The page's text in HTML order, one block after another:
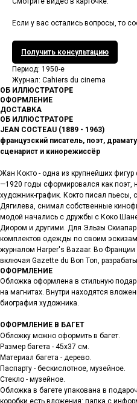
Если у вас остались вопросы, то
Получить консультацию
Период: 1950-е
Журнал: Cahiers du cinema
ОБ ИЛЛЮСТРАТОРЕ
ОФОРМЛЕНИЕ
ДОСТАВКА
ОБ ИЛЛЮСТРАТОРЕ
JEAN COCTEAU (1889 - 1963)
французский писатель, поэт,
сценарист и кинорежиссёр
Жан Кокто - одна из крупнейших фигур
—1920 годы сформировался как поэт,
художник-график. Кокто писал пьесы,
Дягилева, снимал собственные
модой начались с дружбы с Коко
Диором и другими. Для Эльзы
комплектов одежды по своим
журналом Harper's Bazaar. Во
включая Gazette du Bon Ton,
ОФОРМЛЕНИЕ
Обложка оформлена в стильную
на магнитах. Внутри находятся
биография художника.
ОФОРМЛЕНИЕ В БАГЕТ
Обложку можно оформить в багет.
Размер багета - 45х37 см.
Материал багета - дерево.
Паспарту - бескислотное, музейное.
Стекло - музейное.
Обложка в багете упакована в